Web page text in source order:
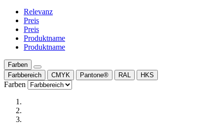
Relevanz
Preis
Preis
Produktname
Produktname
Farben
Farbbereich
CMYK Pantone® RAL HKS
Farben